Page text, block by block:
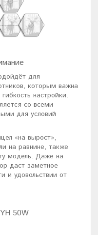
для
которым важна
настройки.
со всеми
для условий
«на вырост»,
на равнине, также
модель. Даже на
даст заметное
и удовольствии от
50W